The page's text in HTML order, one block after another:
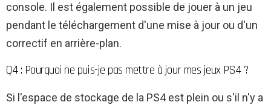
console. Il est également possible de jouer à un jeu
pendant le téléchargement d'une mise à jour ou d'un
correctif en arrière-plan.
Q4 : Pourquoi ne puis-je pas mettre à jour mes jeux PS4 ?
Si l'espace de stockage de la PS4 est plein ou s'il n'y a